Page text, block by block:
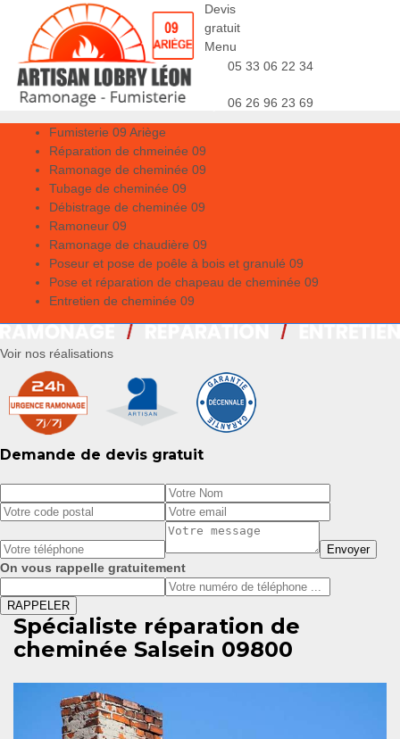
Devis
gratuit
Menu
05 33 06 22 34
06 26 96 23 69
Fumisterie 09 Ariège
Réparation de chmeinée 09
Ramonage de cheminée 09
Tubage de cheminée 09
Débistrage de cheminée 09
Ramoneur 09
Ramonage de chaudière 09
Poseur et pose de poêle à bois et granulé 09
Pose et réparation de chapeau de cheminée 09
Entretien de cheminée 09
Voir nos réalisations
Demande de devis gratuit
On vous rappelle gratuitement
Spécialiste réparation de
cheminée Salsein 09800